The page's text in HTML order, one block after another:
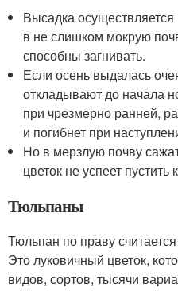
Высадка
в не слишком мокрую
способны загнивать.
Если осень выдалась
откладывают до начала
при чрезмерно ранней,
и погибнет при
Но в мерзлую почву
цветок не успеет пустить
Тюльпаны
Тюльпан по праву
Это луковичный цветок,
видов, сортов, тысячи